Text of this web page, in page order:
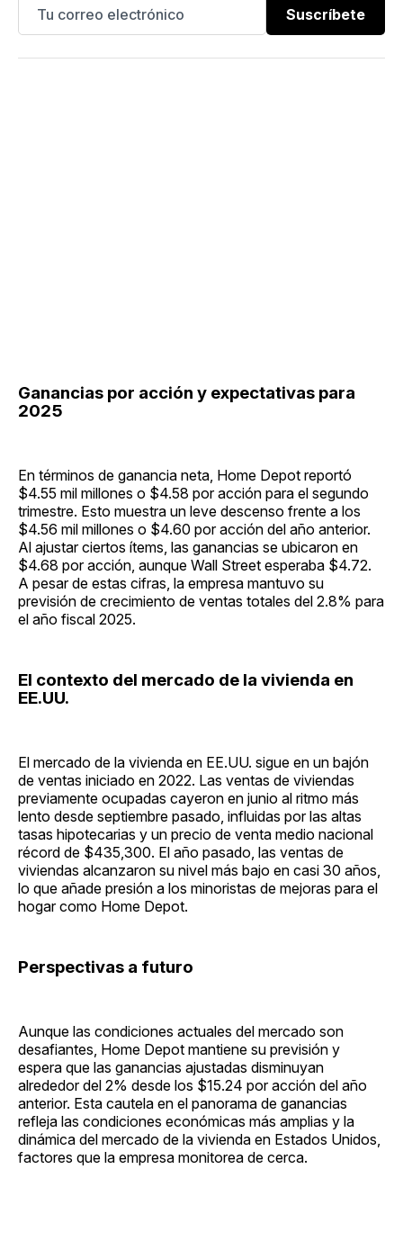
Suscríbete
Ganancias por acción y expectativas para
2025
En términos de ganancia neta, Home Depot reportó
$4.55 mil millones o $4.58 por acción para el segundo
trimestre. Esto muestra un leve descenso frente a los
$4.56 mil millones o $4.60 por acción del año anterior.
Al ajustar ciertos ítems, las ganancias se ubicaron en
$4.68 por acción, aunque Wall Street esperaba $4.72.
A pesar de estas cifras, la empresa mantuvo su
previsión de crecimiento de ventas totales del 2.8% para
el año fiscal 2025.
El contexto del mercado de la vivienda en
EE.UU.
El mercado de la vivienda en EE.UU. sigue en un bajón
de ventas iniciado en 2022. Las ventas de viviendas
previamente ocupadas cayeron en junio al ritmo más
lento desde septiembre pasado, influidas por las altas
tasas hipotecarias y un precio de venta medio nacional
récord de $435,300. El año pasado, las ventas de
viviendas alcanzaron su nivel más bajo en casi 30 años,
lo que añade presión a los minoristas de mejoras para el
hogar como Home Depot.
Perspectivas a futuro
Aunque las condiciones actuales del mercado son
desafiantes, Home Depot mantiene su previsión y
espera que las ganancias ajustadas disminuyan
alrededor del 2% desde los $15.24 por acción del año
anterior. Esta cautela en el panorama de ganancias
refleja las condiciones económicas más amplias y la
dinámica del mercado de la vivienda en Estados Unidos,
factores que la empresa monitorea de cerca.